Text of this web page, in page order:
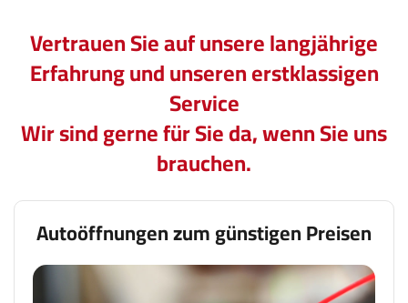
Vertrauen Sie auf unsere langjährige
Erfahrung und unseren erstklassigen
Service
Wir sind gerne für Sie da, wenn Sie uns
brauchen.
Autoöffnungen zum günstigen Preisen